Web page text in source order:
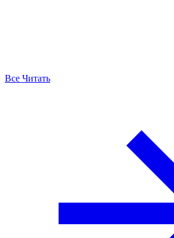
Все Читать